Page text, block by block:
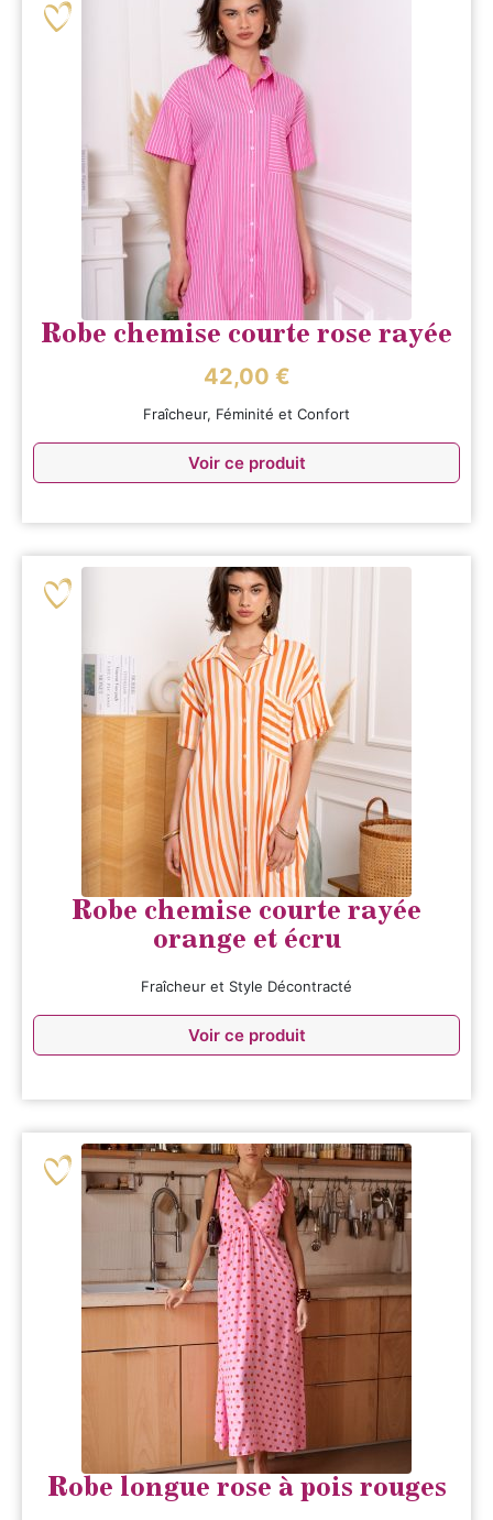
Robe chemise courte rose rayée
42,00 €
Fraîcheur, Féminité et Confort
Voir ce produit
Robe chemise courte rayée
orange et écru
Fraîcheur et Style Décontracté
Voir ce produit
Robe longue rose à pois rouges